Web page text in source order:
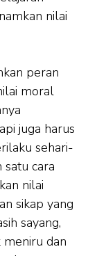
nilai
peran
moral
juga harus
sehari-
satu cara
nilai
sikap yang
sayang,
dan